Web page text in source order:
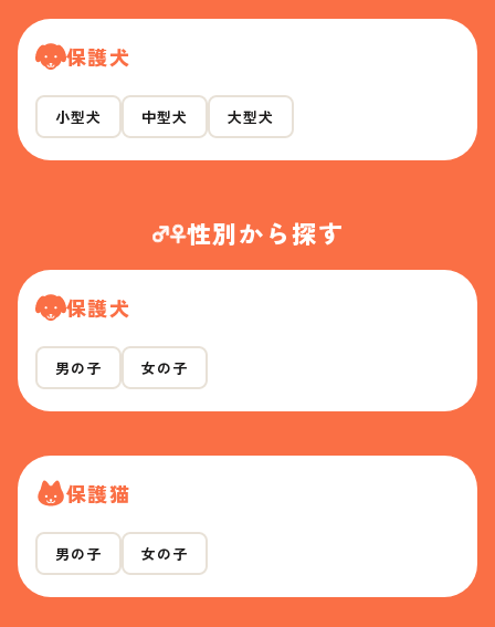
保護犬
小型犬 中型犬 大型犬
性別から探す
保護犬
男の子 女の子
保護猫
男の子 女の子